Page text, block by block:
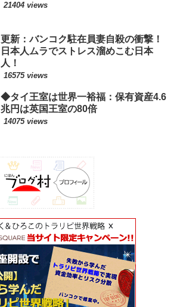
21404 views
更新：バンコク駐在員妻自殺の衝撃！
日本人ムラでストレス溜めこむ日本
人！
16575 views
◆タイ王室は世界一裕福：保有資産4.6
兆円は英国王室の80倍
14075 views